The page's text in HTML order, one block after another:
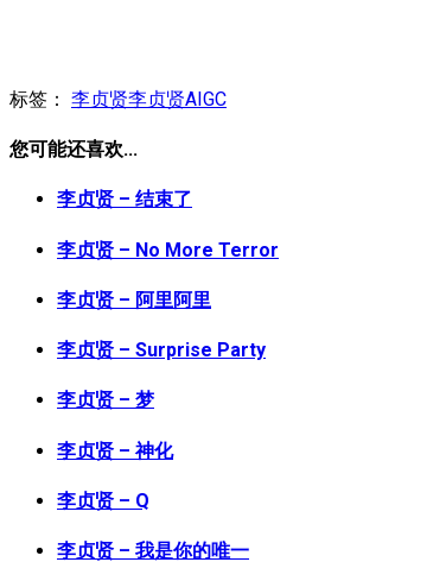
标签： 李贞贤李贞贤AIGC
您可能还喜欢...
李贞贤 – 结束了
李贞贤 – No More Terror
李贞贤 – 阿里阿里
李贞贤 – Surprise Party
李贞贤 – 梦
李贞贤 – 神化
李贞贤 – Q
李贞贤 – 我是你的唯一